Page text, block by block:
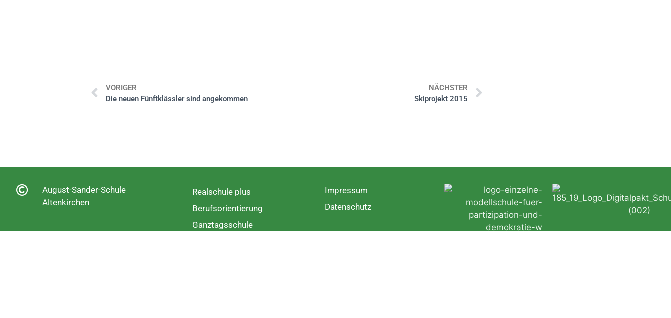
VORIGER
Die neuen Fünftklässler sind angekommen
NÄCHSTER
Skiprojekt 2015
August-Sander-Schule
Altenkirchen
Realschule plus
Berufsorientierung
Ganztagsschule
Impressum
Datenschutz